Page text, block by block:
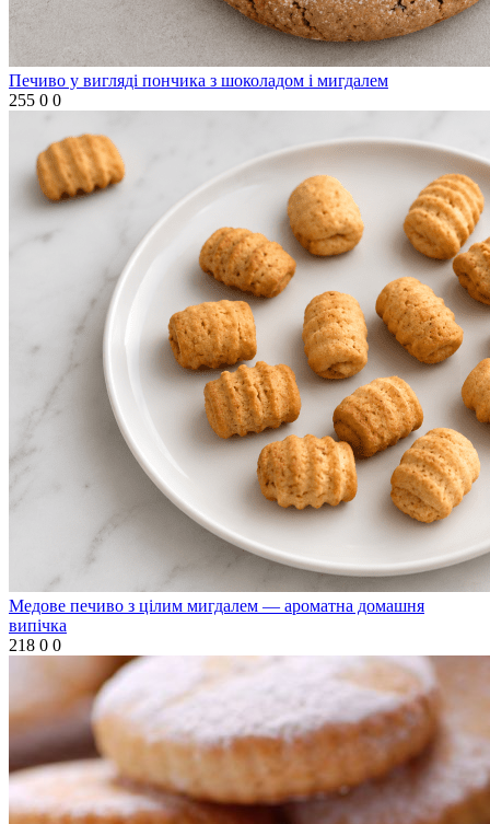
Печиво у вигляді пончика з шоколадом і мигдалем
255 0 0
Медове печиво з цілим мигдалем — ароматна домашня
випічка
218 0 0